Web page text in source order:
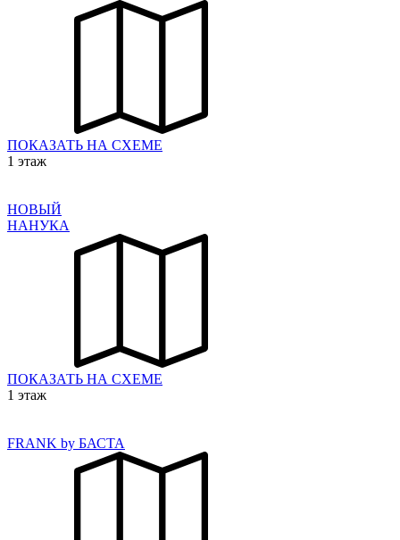
ПОКАЗАТЬ НА СХЕМЕ
1 этаж
НОВЫЙ
НАНУКА
ПОКАЗАТЬ НА СХЕМЕ
1 этаж
FRANK by БАСТА